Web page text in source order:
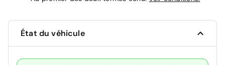
État du véhicule